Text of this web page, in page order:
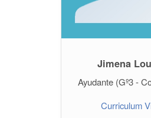
Jimena
Ayudante (Gº3 -
Curriculum